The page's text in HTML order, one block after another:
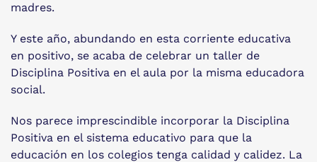
madres.
Y este año, abundando en esta corriente educativa
en positivo, se acaba de celebrar un taller de
Disciplina Positiva en el aula por la misma educadora
social.
Nos parece imprescindible incorporar la Disciplina
Positiva en el sistema educativo para que la
educación en los colegios tenga calidad y calidez. La